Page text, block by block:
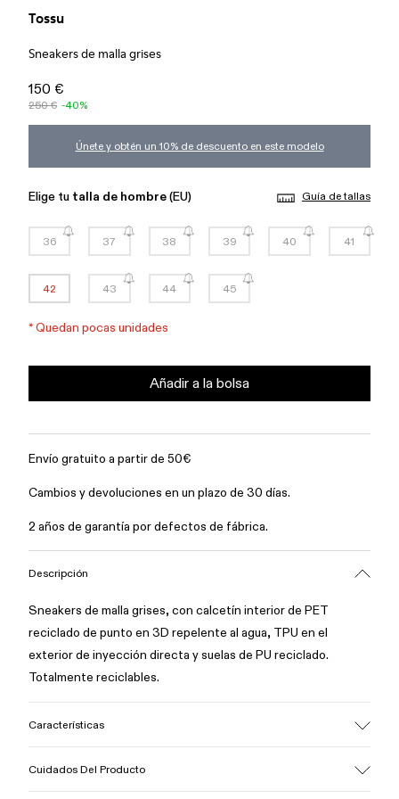
Tossu
Sneakers de malla grises
150 €
250 € -40%
Únete y obtén un 10% de descuento en este modelo
Elige tu talla de hombre(EU) Guía de tallas
36 37 38 39 40 41
42 43 44 45
*Quedan pocas unidades
Añadir a la bolsa
Envío gratuito a partir de 50€
Cambios y devoluciones en un plazo de 30 días.
2 años de garantía por defectos de fábrica.
Descripción
Sneakers de malla grises, con calcetín interior de PET
reciclado de punto en 3D repelente al agua, TPU en el
exterior de inyección directa y suelas de PU reciclado.
Totalmente reciclables.
Características
Cuidados Del Producto